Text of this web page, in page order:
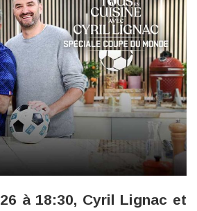
à 18:30, Cyril Lignac et